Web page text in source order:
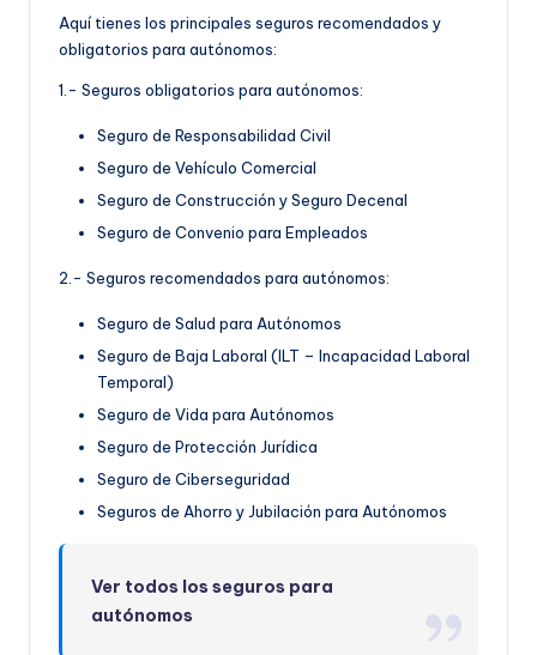
Aquí tienes los principales seguros recomendados y
obligatorios para autónomos:
1.- Seguros obligatorios para autónomos:
Seguro de Responsabilidad Civil
Seguro de Vehículo Comercial
Seguro de Construcción y Seguro Decenal
Seguro de Convenio para Empleados
2.- Seguros recomendados para autónomos:
Seguro de Salud para Autónomos
Seguro de Baja Laboral (ILT – Incapacidad Laboral
Temporal)
Seguro de Vida para Autónomos
Seguro de Protección Jurídica
Seguro de Ciberseguridad
Seguros de Ahorro y Jubilación para Autónomos
Ver todos los seguros para
autónomos